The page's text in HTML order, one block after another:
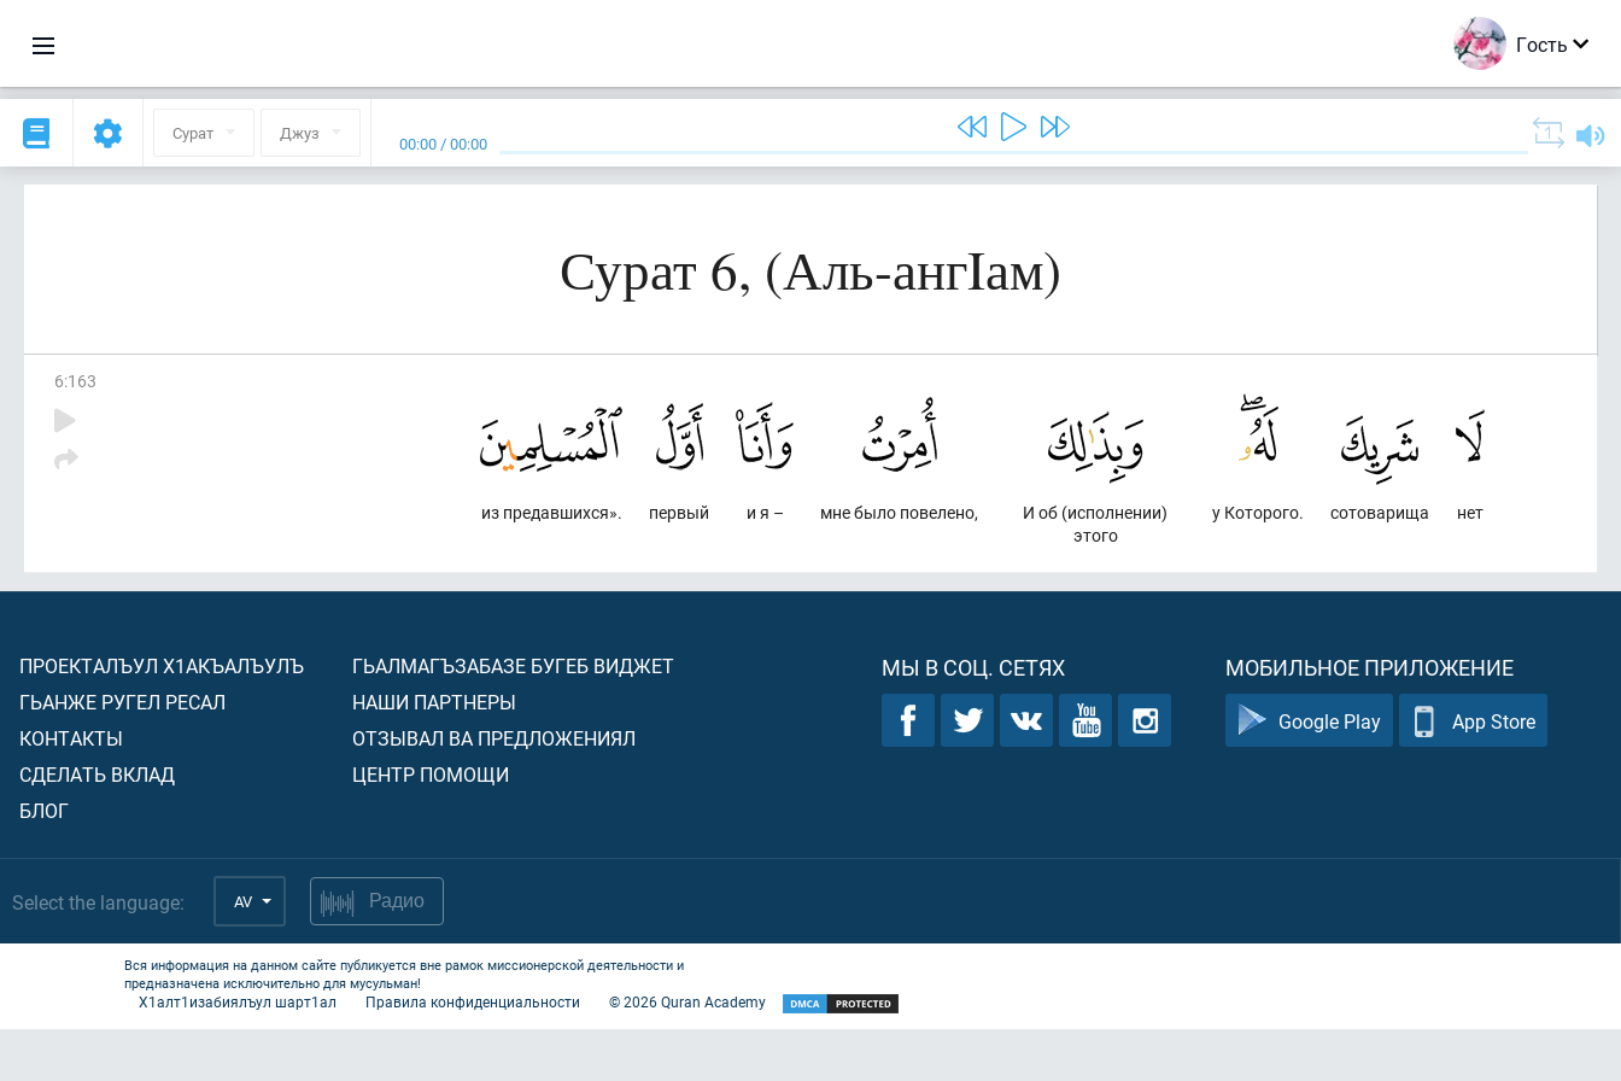
Гость
Сурат Джуз 00:00 /00:00
Сурат 6, (Аль-ангIам)
6:163
нет
сотоварища
у Которого.
И об (исполнении)
этого
мне было повелено,
и я –
первый
из предавшихся».
ПРОЕКТАЛЪУЛ Х1АКЪАЛЪУЛЪ
ГЬАНЖЕ РУГЕЛ РЕСАЛ
КОНТАКТЫ
СДЕЛАТЬ ВКЛАД
БЛОГ
ГЬАЛМАГЪЗАБАЗЕ БУГЕБ ВИДЖЕТ
НАШИ ПАРТНЕРЫ
ОТЗЫВАЛ ВА ПРЕДЛОЖЕНИЯЛ
ЦЕНТР ПОМОЩИ
МЫ В СОЦ. СЕТЯХ МОБИЛЬНОЕ ПРИЛОЖЕНИЕ
Google Play App Store
Select the language: AV Радио
Вся информация на данном сайте публикуется вне рамок миссионерской деятельности и
предназначена исключительно для мусульман!
Х1алт1изабиялъул шарт1ал Правила конфиденциальности ©2026Quran Academy